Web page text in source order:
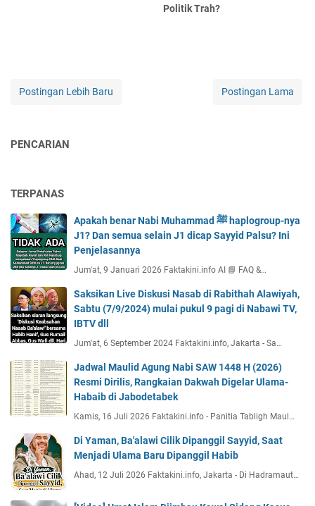
Politik Trah?
Postingan Lebih Baru Postingan Lama
PENCARIAN
TERPANAS
Apakah benar Nabi Muhammad ﷺ haplogroup-nya
J1? Dan semua selain J1 dicap Sayyid Palsu? Ini
Penjelasannya
Jum'at, 9 Januari 2026 Faktakini.info AI 📘 FAQ &…
Saksikan Live Diskusi Nasab di Rabithah Alawiyah,
Sabtu (7/9/2024) mulai pukul 9 pagi di Nabawi TV,
IBTV dll
Jum'at, 6 September 2024 Faktakini.info, Jakarta - Sa…
Jadwal Maulid Agung Nabi SAW 1448 H (2026)
Resmi Dirilis, Rangkaian Dakwah Digelar Ulama-
Habaib di Jabodetabek
Kamis, 16 Juli 2026 Faktakini.info - Panitia Tabligh Maul…
Di Yaman, Ba'alawi Cilik Dipanggil Sayyid, Saat
Menjadi Ulama Baru Dipanggil Habib
Ahad, 12 Juli 2026 Faktakini.info, Jakarta - Di Hadramaut…